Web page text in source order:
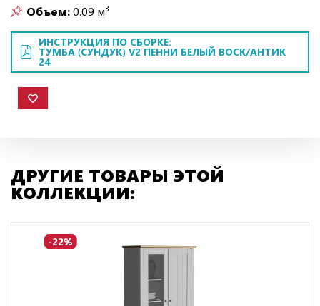
Объем:0.09 м3
ИНСТРУКЦИЯ ПО СБОРКЕ:
ТУМБА (СУНДУК) V2 ПЕННИ БЕЛЫЙ ВОСК/АНТИК
24
ДРУГИЕ ТОВАРЫ ЭТОЙ
КОЛЛЕКЦИИ:
-22%